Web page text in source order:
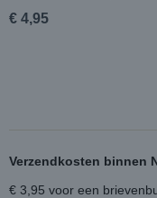
€ 4,95
Verzendkosten binnen
€ 3,95 voor een